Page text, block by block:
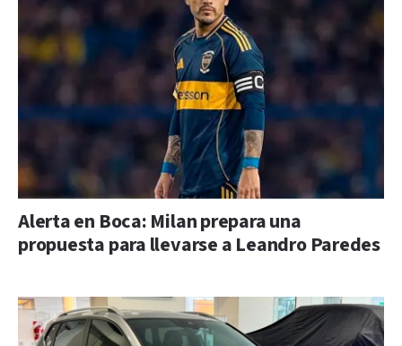
Alerta en Boca: Milan prepara una
propuesta para llevarse a Leandro Paredes